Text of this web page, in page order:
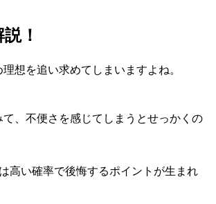
！
想を追い求めてしまいますよね。
、不便さを感じてしまうとせっかくの
高い確率で後悔するポイントが生まれ